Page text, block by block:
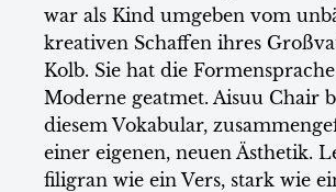
war als Kind umgeben vom
kreativen Schaffen ihres
Kolb. Sie hat die
Moderne geatmet. Aisuu Chair
diesem Vokabular,
einer eigenen, neuen Ästhetik.
filigran wie ein Vers, stark wie